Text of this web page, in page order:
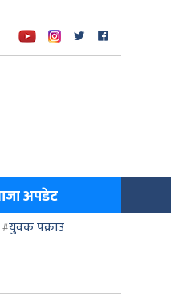
अपडेट
युवक पक्राउ